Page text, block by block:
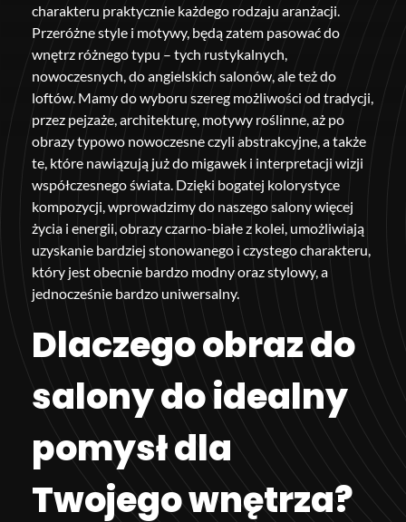
charakteru praktycznie każdego rodzaju aranżacji.
Przeróżne style i motywy, będą zatem pasować do
wnętrz różnego typu – tych rustykalnych,
nowoczesnych, do angielskich salonów, ale też do
loftów. Mamy do wyboru szereg możliwości od tradycji,
przez pejzaże, architekturę, motywy roślinne, aż po
obrazy typowo nowoczesne czyli abstrakcyjne, a także
te, które nawiązują już do migawek i interpretacji wizji
współczesnego świata. Dzięki bogatej kolorystyce
kompozycji, wprowadzimy do naszego salony więcej
życia i energii, obrazy czarno-białe z kolei, umożliwiają
uzyskanie bardziej stonowanego i czystego charakteru,
który jest obecnie bardzo modny oraz stylowy, a
jednocześnie bardzo uniwersalny.
Dlaczego obraz do
salony do idealny
pomysł dla
Twojego wnętrza?